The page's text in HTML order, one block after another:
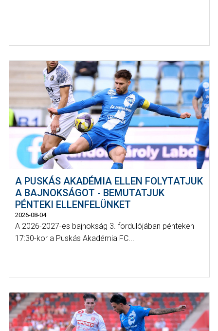
A PUSKÁS AKADÉMIA ELLEN FOLYTATJUK
A BAJNOKSÁGOT - BEMUTATJUK
PÉNTEKI ELLENFELÜNKET
2026-08-04
A 2026-2027-es bajnokság 3. fordulójában pénteken
17:30-kor a Puskás Akadémia FC...